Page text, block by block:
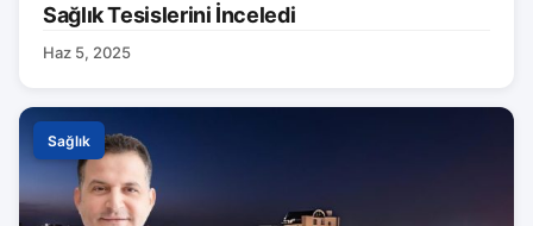
Sağlık Tesislerini İnceledi
Haz 5, 2025
Sağlık